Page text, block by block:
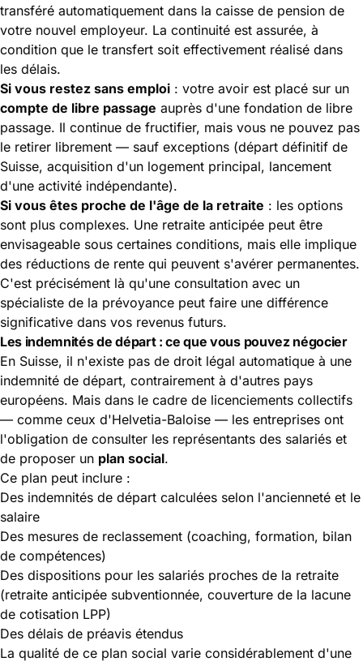
transféré automatiquement dans la caisse de pension de
votre nouvel employeur. La continuité est assurée, à
condition que le transfert soit effectivement réalisé dans
les délais.
Si vous restez sans emploi : votre avoir est placé sur un
compte de libre passage auprès d'une fondation de libre
passage. Il continue de fructifier, mais vous ne pouvez pas
le retirer librement — sauf exceptions (départ définitif de
Suisse, acquisition d'un logement principal, lancement
d'une activité indépendante).
Si vous êtes proche de l'âge de la retraite : les options
sont plus complexes. Une retraite anticipée peut être
envisageable sous certaines conditions, mais elle implique
des réductions de rente qui peuvent s'avérer permanentes.
C'est précisément là qu'une consultation avec un
spécialiste de la prévoyance peut faire une différence
significative dans vos revenus futurs.
Les indemnités de départ : ce que vous pouvez négocier
En Suisse, il n'existe pas de droit légal automatique à une
indemnité de départ, contrairement à d'autres pays
européens. Mais dans le cadre de licenciements collectifs
— comme ceux d'Helvetia-Baloise — les entreprises ont
l'obligation de consulter les représentants des salariés et
de proposer un plan social.
Ce plan peut inclure :
Des indemnités de départ calculées selon l'ancienneté et le
salaire
Des mesures de reclassement (coaching, formation, bilan
de compétences)
Des dispositions pour les salariés proches de la retraite
(retraite anticipée subventionnée, couverture de la lacune
de cotisation LPP)
Des délais de préavis étendus
La qualité de ce plan social varie considérablement d'une